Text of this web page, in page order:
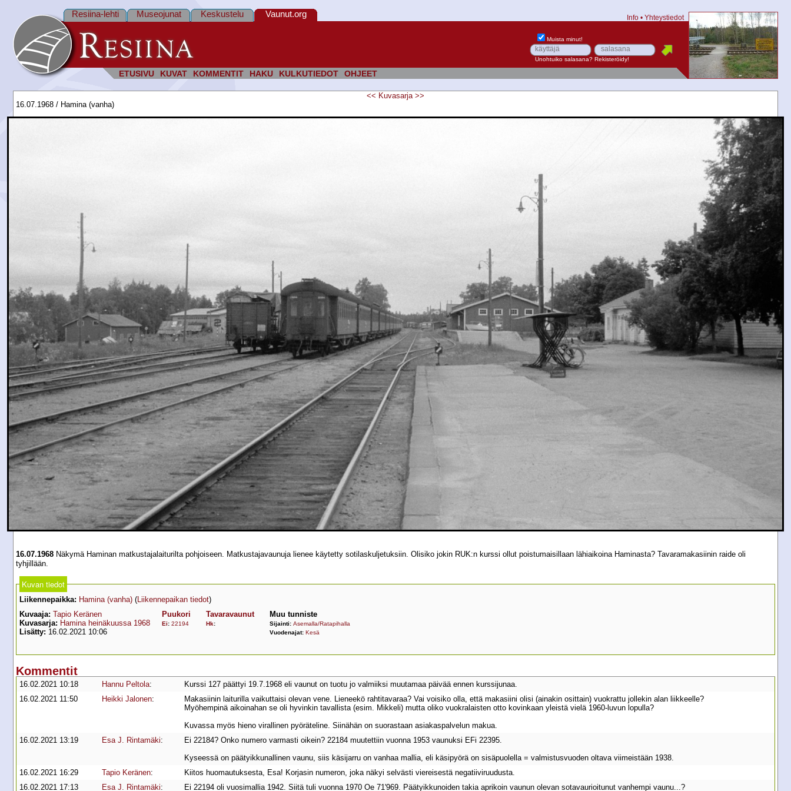
ETUSIVU KUVAT KOMMENTIT HAKU KULKUTIEDOT OHJEET
Resiina-lehti Museojunat Keskustelu Vaunut.org Info • Yhteystiedot
Muista minut!
Unohtuiko salasana? Rekisteröidy!
<< Kuvasarja >>
16.07.1968 / Hamina (vanha)
16.07.1968 Näkymä Haminan matkustajalaiturilta pohjoiseen. Matkustajavaunuja lienee käytetty sotilaskuljetuksiin. Olisiko jokin RUK:n kurssi ollut poistumaisillaan lähiaikoina Haminasta? Tavaramakasiinin raide oli
tyhjillään.
Kuvan tiedot
Liikennepaikka: Hamina (vanha) (Liikennepaikan tiedot)
Kuvaaja: Tapio Keränen
Kuvasarja: Hamina heinäkuussa 1968
Lisätty: 16.02.2021 10:06
Puukori
Ei: 22194
Tavaravaunut
Hk:
Muu tunniste
Sijainti: Asemalla/Ratapihalla
Vuodenajat: Kesä
Kommentit
16.02.2021 10:18 Hannu Peltola:
Kurssi 127 päättyi 19.7.1968 eli vaunut on tuotu jo valmiiksi muutamaa päivää ennen kurssijunaa.
16.02.2021 11:50
Heikki Jalonen:
Makasiinin laiturilla vaikuttaisi olevan vene. Lieneekö rahtitavaraa? Vai voisiko olla, että makasiini olisi (ainakin osittain) vuokrattu jollekin alan liikkeelle?
Myöhempinä aikoinahan se oli hyvinkin tavallista (esim. Mikkeli) mutta oliko vuokralaisten otto kovinkaan yleistä vielä 1960-luvun lopulla?
Kuvassa myös hieno virallinen pyöräteline. Siinähän on suorastaan asiakaspalvelun makua.
16.02.2021 13:19
Esa J. Rintamäki:
Ei 22184? Onko numero varmasti oikein? 22184 muutettiin vuonna 1953 vaunuksi EFi 22395.
Kyseessä on päätyikkunallinen vaunu, siis käsijarru on vanhaa mallia, eli käsipyörä on sisäpuolella = valmistusvuoden oltava viimeistään 1938.
16.02.2021 16:29
Tapio Keränen:
Kiitos huomautuksesta, Esa! Korjasin numeron, joka näkyi selvästi viereisestä negatiiviruudusta.
16.02.2021 17:13
Esa J. Rintamäki: Ei 22194 oli vuosimallia 1942. Siitä tuli vuonna 1970 Oe 71'969. Päätyikkunoiden takia aprikoin vaunun olevan sotavaurioitunut vanhempi vaunu...?